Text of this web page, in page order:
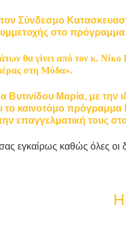
Σύνδεσμο
στο
θα γίνει από τον κ.
στη Μόδα».
Βυτινίδου Μαρία, με
το καινοτόμο
επαγγελματική τους
εγκαίρως καθώς όλες οι